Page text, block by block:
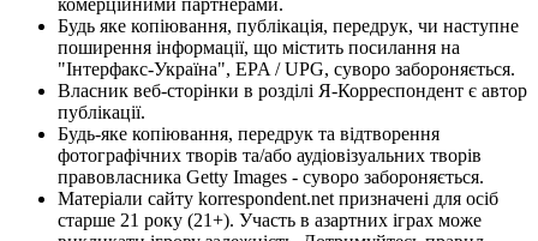
комерційними партнерами.
Будь яке копіювання, публікація, передрук, чи наступне
поширення інформації, що містить посилання на
"Інтерфакс-Україна", EPA / UPG, суворо забороняється.
Власник веб-сторінки в розділі Я-Корреспондент є автор
публікації.
Будь-яке копіювання, передрук та відтворення
фотографічних творів та/або аудіовізуальних творів
правовласника Getty Images - суворо забороняється.
Матеріали сайту korrespondent.net призначені для осіб
старше 21 року (21+). Участь в азартних іграх може